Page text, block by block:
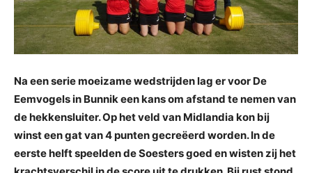
Na een serie moeizame wedstrijden lag er voor De
Eemvogels in Bunnik een kans om afstand te nemen van
de hekkensluiter. Op het veld van Midlandia kon bij
winst een gat van 4 punten gecreëerd worden. In de
eerste helft speelden de Soesters goed en wisten zij het